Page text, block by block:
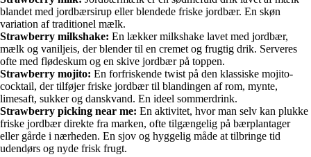
blandet med jordbærsirup eller blendede friske jordbær. En skøn
variation af traditionel mælk.
Strawberry milkshake: En lækker milkshake lavet med jordbær,
mælk og vaniljeis, der blender til en cremet og frugtig drik. Serveres
ofte med flødeskum og en skive jordbær på toppen.
Strawberry mojito: En forfriskende twist på den klassiske mojito-
cocktail, der tilføjer friske jordbær til blandingen af rom, mynte,
limesaft, sukker og danskvand. En ideel sommerdrink.
Strawberry picking near me: En aktivitet, hvor man selv kan plukke
friske jordbær direkte fra marken, ofte tilgængelig på bærplantager
eller gårde i nærheden. En sjov og hyggelig måde at tilbringe tid
udendørs og nyde frisk frugt.